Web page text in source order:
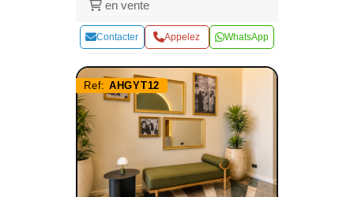
en vente
Contacter Appelez WhatsApp
Ref: AHGYT12